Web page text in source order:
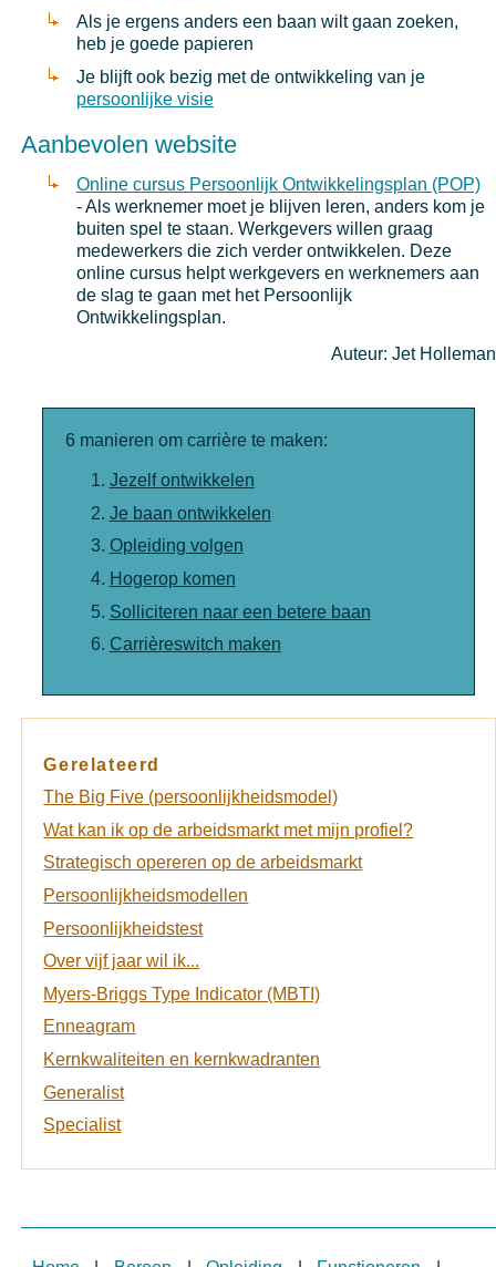
Als je ergens anders een baan wilt gaan zoeken,
heb je goede papieren
Je blijft ook bezig met de ontwikkeling van je
persoonlijke visie
Aanbevolen website
Online cursus Persoonlijk Ontwikkelingsplan (POP)
- Als werknemer moet je blijven leren, anders kom je
buiten spel te staan. Werkgevers willen graag
medewerkers die zich verder ontwikkelen. Deze
online cursus helpt werkgevers en werknemers aan
de slag te gaan met het Persoonlijk
Ontwikkelingsplan.
Auteur: Jet Holleman
6 manieren om carrière te maken:
Jezelf ontwikkelen
Je baan ontwikkelen
Opleiding volgen
Hogerop komen
Solliciteren naar een betere baan
Carrièreswitch maken
Gerelateerd
The Big Five (persoonlijkheidsmodel)
Wat kan ik op de arbeidsmarkt met mijn profiel?
Strategisch opereren op de arbeidsmarkt
Persoonlijkheidsmodellen
Persoonlijkheidstest
Over vijf jaar wil ik...
Myers-Briggs Type Indicator (MBTI)
Enneagram
Kernkwaliteiten en kernkwadranten
Generalist
Specialist